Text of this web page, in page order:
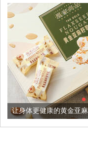
黄金亚麻籽，我们把它加到